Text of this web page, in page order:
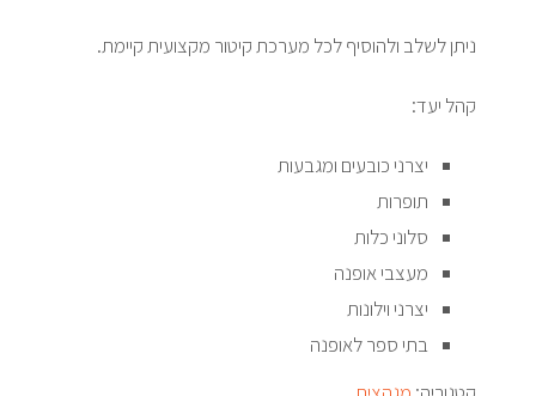
ניתן לשלב ולהוסיף לכל מערכת קיטור מקצועית קיימת.
קהל יעד:
יצרני כובעים ומגבעות
תופרות
סלוני כלות
מעצבי אופנה
יצרני וילונות
בתי ספר לאופנה